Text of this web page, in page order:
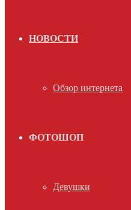
НОВОСТИ
Обзор интернета
ФОТОШОП
Девушки